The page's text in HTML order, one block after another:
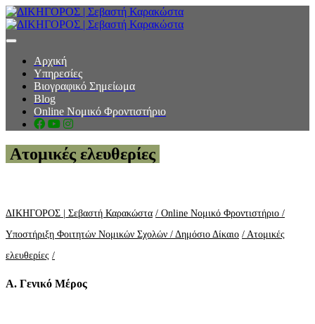
toggle navigation
Αρχική
Υπηρεσίες
Βιογραφικό Σημείωμα
Blog
Online Νομικό Φροντιστήριο
Ατομικές ελευθερίες
ΔΙΚΗΓΟΡΟΣ | Σεβαστή Καρακώστα / Online Νομικό Φροντιστήριο /
Υποστήριξη Φοιτητών Νομικών Σχολών / Δημόσιο Δίκαιο / Ατομικές
ελευθερίες /
Α. Γενικό Μέρος